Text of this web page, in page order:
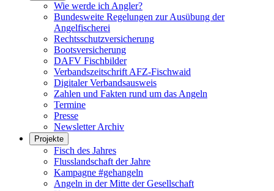
Wie werde ich Angler?
Bundesweite Regelungen zur Ausübung der
Angelfischerei
Rechtsschutzversicherung
Bootsversicherung
DAFV Fischbilder
Verbandszeitschrift AFZ-Fischwaid
Digitaler Verbandsausweis
Zahlen und Fakten rund um das Angeln
Termine
Presse
Newsletter Archiv
Projekte
Fisch des Jahres
Flusslandschaft der Jahre
Kampagne #gehangeln
Angeln in der Mitte der Gesellschaft